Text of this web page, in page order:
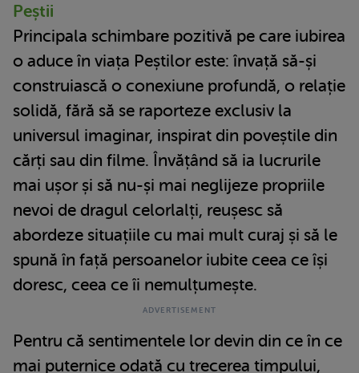
Peștii
Principala schimbare pozitivă pe care iubirea
o aduce în viața Peștilor este: învață să-și
construiască o conexiune profundă, o relație
solidă, fără să se raporteze exclusiv la
universul imaginar, inspirat din poveștile din
cărți sau din filme. Învățând să ia lucrurile
mai ușor și să nu-și mai neglijeze propriile
nevoi de dragul celorlalți, reușesc să
abordeze situațiile cu mai mult curaj și să le
spună în față persoanelor iubite ceea ce își
doresc, ceea ce îi nemulțumește.
Pentru că sentimentele lor devin din ce în ce
mai puternice odată cu trecerea timpului,